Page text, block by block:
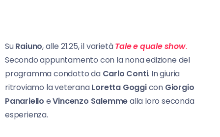
SuRaiuno, alle 21.25, il varietàTale e quale show.
Secondo appuntamento con la nona edizione del
programma condotto da Carlo Conti. In giuria
ritroviamo la veteranaLoretta Goggicon Giorgio
Panariello eVincenzo Salemmealla loro seconda
esperienza.